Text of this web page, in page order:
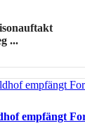
...
empfängt